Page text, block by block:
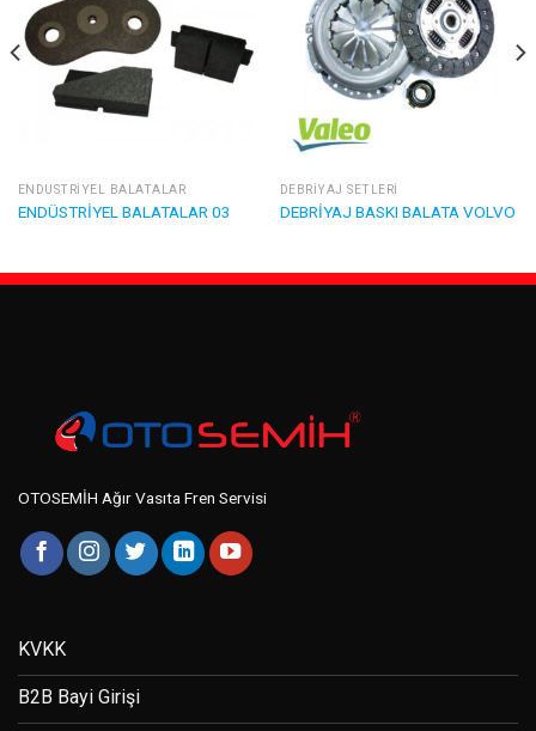
ENDÜSTRIYEL BALATALAR
ENDÜSTRİYEL BALATALAR 03
DEBRIYAJ SETLERI
DEBRİYAJ BASKI BALATA VOLVO
OTOSEMİH Ağır Vasıta Fren Servisi
KVKK
B2B Bayi Girişi